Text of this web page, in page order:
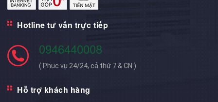
Hotline tư vấn trực tiếp
0946440008
( Phục vụ 24/24, cả thứ 7 & CN )
Hỗ trợ khách hàng